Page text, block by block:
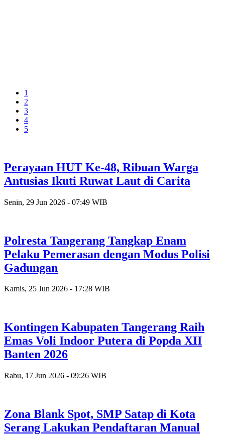
1
2
3
4
5
Perayaan HUT Ke-48, Ribuan Warga
Antusias Ikuti Ruwat Laut di Carita
Senin, 29 Jun 2026 - 07:49 WIB
Polresta Tangerang Tangkap Enam
Pelaku Pemerasan dengan Modus Polisi
Gadungan
Kamis, 25 Jun 2026 - 17:28 WIB
Kontingen Kabupaten Tangerang Raih
Emas Voli Indoor Putera di Popda XII
Banten 2026
Rabu, 17 Jun 2026 - 09:26 WIB
Zona Blank Spot, SMP Satap di Kota
Serang Lakukan Pendaftaran Manual